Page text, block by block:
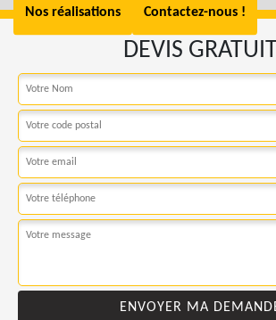
Nos réalisations Contactez-nous !
DEVIS GRATUIT